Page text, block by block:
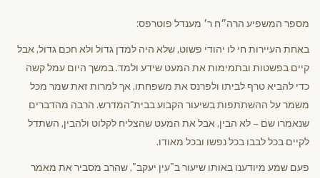
מספר המשפיע הרה״ח ר׳ מענדל פוטרפס:
באחת העיירות חי לו יהודי פשוט, שלא היה למדן גדול ולא חכם גדול, אבל
קיים בפשטות ובתמימות את המעט שידע ולמד. במשך היום עמל קשה
כדי להביא טרף לביתו ולפרנס את משפחתו, אך למרות זאת שמר מכל
משמר על ההשתתפות בשיעור הקבוע בבית־המדרש. הרבה מהדברים
שנאמרו שם – לא הבין, אבל את המעט שהצליח לקלוט ולהבין, השתדל
לקיים בכל לבבו בכל נפשו ובכל מאודו.
פעם שמע מיודענו באותו שיעור ב"עין יעקב", שהרב מסביר את מאמר